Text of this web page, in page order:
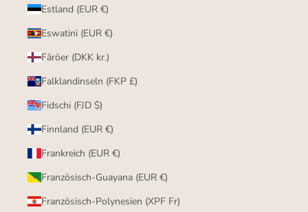
Estland (EUR €)
Eswatini (EUR €)
Färöer (DKK kr.)
Falklandinseln (FKP £)
Fidschi (FJD $)
Finnland (EUR €)
Frankreich (EUR €)
Französisch-Guayana (EUR €)
Französisch-Polynesien (XPF Fr)